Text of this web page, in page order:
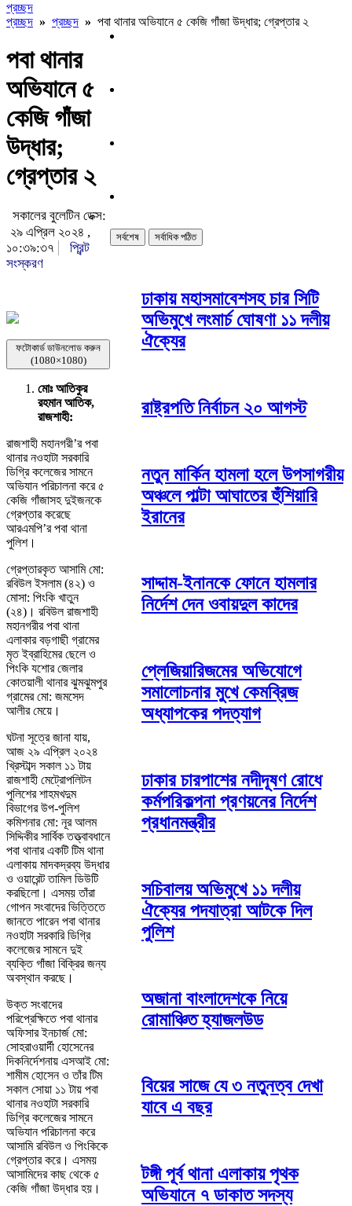
প্রচ্ছদ
প্রচ্ছদ » প্রচ্ছদ » পবা থানার অভিযানে ৫ কেজি গাঁজা উদ্ধার; গ্রেপ্তার ২
পবা থানার
অভিযানে ৫
কেজি গাঁজা
উদ্ধার;
গ্রেপ্তার ২
সকালের বুলেটিন ডেক্স:
২৯ এপ্রিল ২০২৪ ,
১০:৩৯:৩৭
প্রিন্ট
সংস্করণ
ফটোকার্ড ডাউনলোড করুন
(1080×1080)
মোঃ আতিকুর
রহমান আতিক,
রাজশাহী:
রাজশাহী মহানগরী’র পবা
থানার নওহাটা সরকারি
ডিগ্রি কলেজের সামনে
অভিযান পরিচালনা করে ৫
কেজি গাঁজাসহ দুইজনকে
গ্রেপ্তার করেছে
আরএমপি’র পবা থানা
পুলিশ।
গ্রেপ্তারকৃত আসামি মো:
রবিউল ইসলাম (৪২) ও
মোসা: পিংকি খাতুন
(২৪)। রবিউল রাজশাহী
মহানগরীর পবা থানা
এলাকার বড়গাছী গ্রামের
মৃত ইব্রাহিমের ছেলে ও
পিংকি যশোর জেলার
কোতয়ালী থানার ঝুমঝুমপুর
গ্রামের মো: জমসেদ
আলীর মেয়ে।
ঘটনা সূত্রে জানা যায়,
আজ ২৯ এপ্রিল ২০২৪
খ্রিস্টাব্দ সকাল ১১ টায়
রাজশাহী মেট্রোপলিটন
পুলিশের শাহমখদুম
বিভাগের উপ-পুলিশ
কমিশনার মো: নূর আলম
সিদ্দিকীর সার্বিক তত্ত্বাবধানে
পবা থানার একটি টিম থানা
এলাকায় মাদকদ্রব্য উদ্ধার
ও ওয়ারেন্ট তামিল ডিউটি
করছিলো। এসময় তাঁরা
গোপন সংবাদের ভিত্তিতে
জানতে পারেন পবা থানার
নওহাটা সরকারি ডিগ্রি
কলেজের সামনে দুই
ব্যক্তি গাঁজা বিক্রির জন্য
অবস্থান করছে।
উক্ত সংবাদের
পরিপ্রেক্ষিতে পবা থানার
অফিসার ইনচার্জ মো:
সোহরাওয়ার্দী হোসেনের
দিকনির্দেশনায় এসআই মো:
শামীম হোসেন ও তাঁর টিম
সকাল সোয়া ১১ টায় পবা
থানার নওহাটা সরকারি
ডিগ্রি কলেজের সামনে
অভিযান পরিচালনা করে
আসামি রবিউল ও পিংকিকে
গ্রেপ্তার করে। এসময়
আসামিদের কাছ থেকে ৫
কেজি গাঁজা উদ্ধার হয়।
সর্বশেষ সর্বাধিক পঠিত
ঢাকায় মহাসমাবেশসহ চার সিটি
অভিমুখে লংমার্চ ঘোষণা ১১ দলীয়
ঐক্যের
রাষ্ট্রপতি নির্বাচন ২০ আগস্ট
নতুন মার্কিন হামলা হলে উপসাগরীয়
অঞ্চলে পাল্টা আঘাতের হুঁশিয়ারি
ইরানের
সাদ্দাম-ইনানকে ফোনে হামলার
নির্দেশ দেন ওবায়দুল কাদের
প্লেজিয়ারিজমের অভিযোগে
সমালোচনার মুখে কেমব্রিজ
অধ্যাপকের পদত্যাগ
ঢাকার চারপাশের নদীদূষণ রোধে
কর্মপরিকল্পনা প্রণয়নের নির্দেশ
প্রধানমন্ত্রীর
সচিবালয় অভিমুখে ১১ দলীয়
ঐক্যের পদযাত্রা আটকে দিল
পুলিশ
অজানা বাংলাদেশকে নিয়ে
রোমাঞ্চিত হ্যাজলউড
বিয়ের সাজে যে ৩ নতুনত্ব দেখা
যাবে এ বছর
টঙ্গী পূর্ব থানা এলাকায় পৃথক
অভিযানে ৭ ডাকাত সদস্য